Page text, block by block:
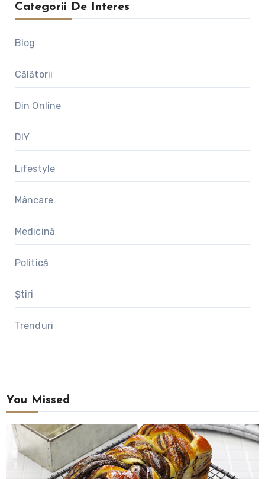
Categorii De Interes
Blog
Călătorii
Din Online
DIY
Lifestyle
Mâncare
Medicină
Politică
Știri
Trenduri
You Missed